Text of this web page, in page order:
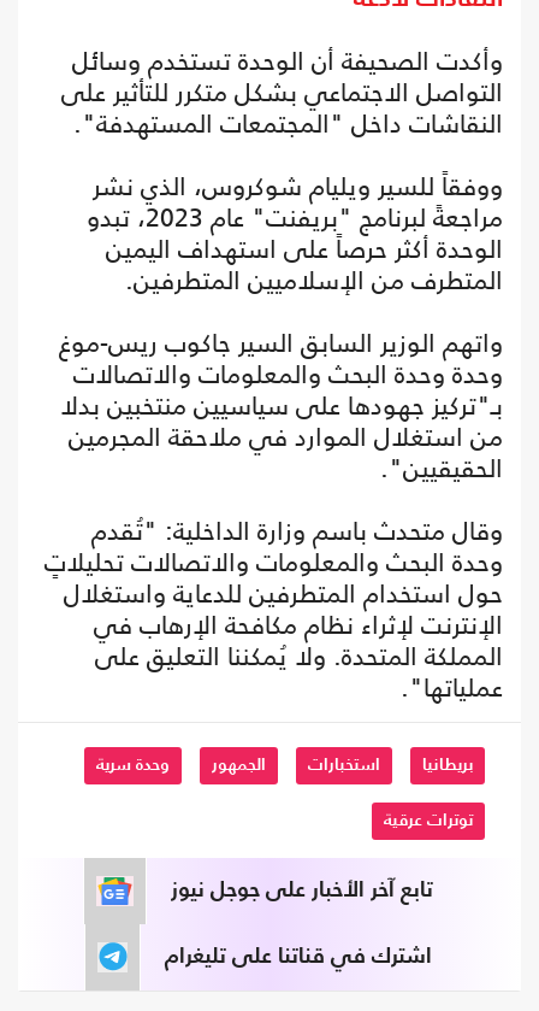
وأكدت الصحيفة أن الوحدة تستخدم وسائل
التواصل الاجتماعي بشكل متكرر للتأثير على
النقاشات داخل "المجتمعات المستهدفة".
ووفقاً للسير ويليام شوكروس، الذي نشر
مراجعةً لبرنامج "بريفنت" عام 2023، تبدو
الوحدة أكثر حرصاً على استهداف اليمين
المتطرف من الإسلاميين المتطرفين.
واتهم الوزير السابق السير جاكوب ريس-موغ
وحدة وحدة البحث والمعلومات والاتصالات
بـ"تركيز جهودها على سياسيين منتخبين بدلا
من استغلال الموارد في ملاحقة المجرمين
الحقيقيين".
وقال متحدث باسم وزارة الداخلية: "تُقدم
وحدة البحث والمعلومات والاتصالات تحليلاتٍ
حول استخدام المتطرفين للدعاية واستغلال
الإنترنت لإثراء نظام مكافحة الإرهاب في
المملكة المتحدة. ولا يُمكننا التعليق على
عملياتها".
بريطانيا استخبارات الجمهور وحدة سرية
توترات عرقية
تابع آخر الأخبار على جوجل نيوز
اشترك في قناتنا على تليغرام